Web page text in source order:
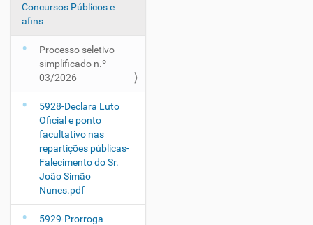
Concursos Públicos e
afins
Processo seletivo
simplificado n.º
03/2026
5928-Declara Luto
Oficial e ponto
facultativo nas
repartições públicas-
Falecimento do Sr.
João Simão
Nunes.pdf
5929-Prorroga